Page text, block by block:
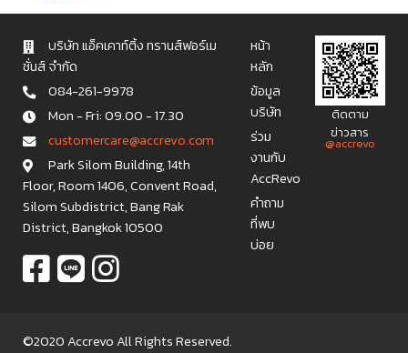
บริษัท แอ็คเคาท์ติ้ง ทรานส์ฟอร์เม
ชั่นส์ จำกัด
084-261-9978
Mon - Fri: 09.00 - 17.30
c u s t o m e r c a r e @ a c c r e v o . c o m
Park Silom Building, 14th
Floor, Room 1406, Convent Road,
Silom Subdistrict, Bang Rak
District, Bangkok 10500
หน้า
หลัก
ข้อมูล
บริษัท
ร่วม
งานกับ
AccRevo
คำถาม
ที่พบ
บ่อย
ติดตาม
ข่าวสาร
@accrevo
©2020 Accrevo All Rights Reserved.